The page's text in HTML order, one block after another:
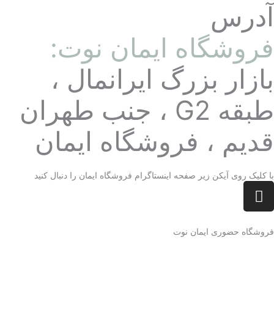
آدرس
فروشگاه ایمان نوت:
بازار بزرگ ایرانمال ،
طبقه G2 ، جنب طهران
قدیم ، فروشگاه ایمان
با کلیک روی آیکن زیر صفحه اینستاگرام فروشگاه ایمان را دنبال کنید
I
n
t
فروشگاه حضوری ایمان نوت